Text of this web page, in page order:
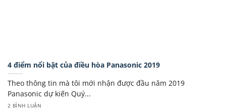
4 điểm nổi bật của điều hòa Panasonic 2019
Theo thông tin mà tôi mới nhận được đầu năm 2019
Panasonic dự kiến Quý...
2 BÌNH LUẬN